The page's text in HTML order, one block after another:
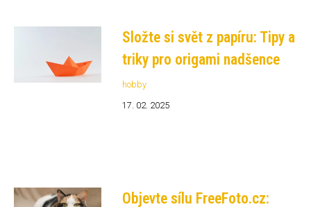
Složte si svět z papíru: Tipy a
triky pro origami nadšence
hobby
17. 02. 2025
Objevte sílu FreeFoto.cz: